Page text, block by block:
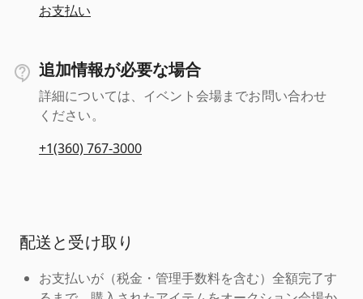
お支払い
追加情報が必要な場合
詳細については、イベント会場までお問い合わせ
ください。
+1(360) 767-3000
配送と受け取り
お支払いが（税金・管理手数料を含む）全額完了す